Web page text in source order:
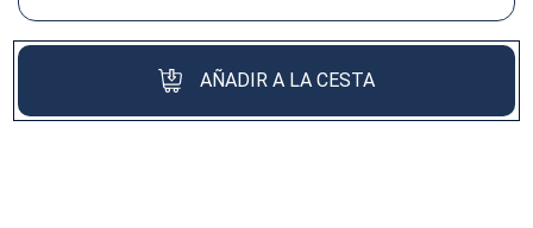
AÑADIR A LA CESTA